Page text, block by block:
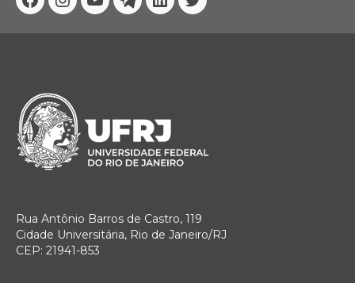
Facebook
Instagram
YoutubeTelegram
Linkedin
Twitter
Rua Antônio Barros de Castro, 119
Cidade Universitária, Rio de Janeiro/RJ
CEP: 21941-853